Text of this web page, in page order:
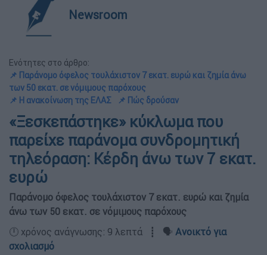
Newsroom
Ενότητες στο άρθρο:
📌 Παράνομο όφελος τουλάχιστον 7 εκατ. ευρώ και ζημία άνω
των 50 εκατ. σε νόμιμους παρόχους
📌 Η ανακοίνωση της ΕΛΑΣ
📌 Πώς δρούσαν
«Ξεσκεπάστηκε» κύκλωμα που
παρείχε παράνομα συνδρομητική
τηλεόραση: Κέρδη άνω των 7 εκατ.
ευρώ
Παράνομο όφελος τουλάχιστον 7 εκατ. ευρώ και ζημία
άνω των 50 εκατ. σε νόμιμους παρόχους
🕛 χρόνος ανάγνωσης: 9 λεπτά ┋ 🗣️ Ανοικτό για
σχολιασμό